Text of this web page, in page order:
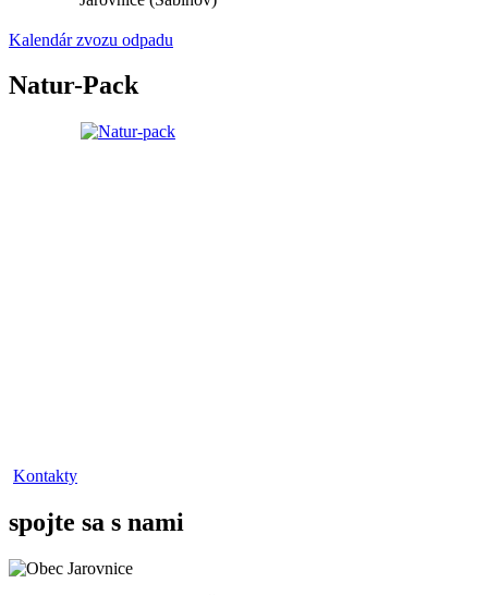
Kalendár zvozu odpadu
Natur-Pack
Kontakty
spojte sa s nami